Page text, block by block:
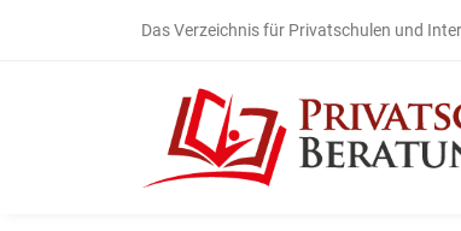
Das Verzeichnis für Privatschulen und